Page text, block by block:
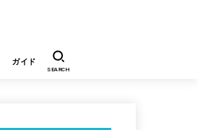
ガイド
SEARCH